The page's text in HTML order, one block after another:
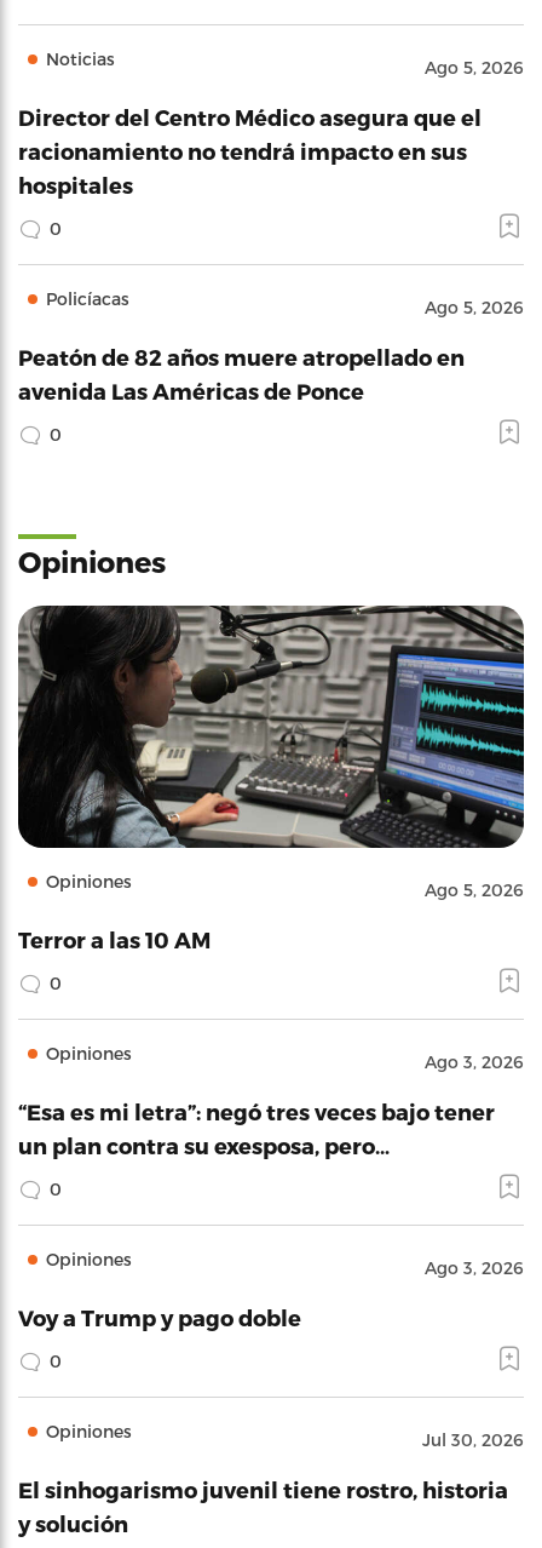
Noticias Ago 5, 2026
Director del Centro Médico asegura que el
racionamiento no tendrá impacto en sus
hospitales
0
Policíacas Ago 5, 2026
Peatón de 82 años muere atropellado en
avenida Las Américas de Ponce
0
Opiniones
Opiniones Ago 5, 2026
Terror a las 10 AM
0
Opiniones Ago 3, 2026
“Esa es mi letra”: negó tres veces bajo tener
un plan contra su exesposa, pero…
0
Opiniones Ago 3, 2026
Voy a Trump y pago doble
0
Opiniones Jul 30, 2026
El sinhogarismo juvenil tiene rostro, historia
y solución